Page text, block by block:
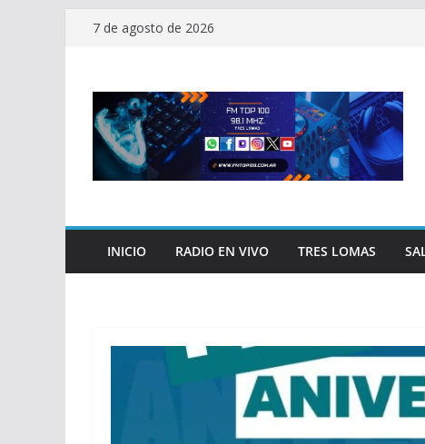
Saltar7 de agosto de 2026
INICIO RADIO EN VIVO TRES LOMAS